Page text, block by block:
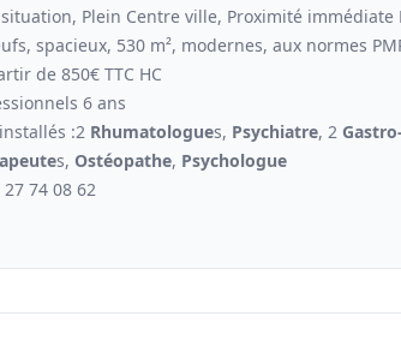
Plein Centre ville, Proximité immédiate
spacieux, 530 m², modernes, aux normes
de 850€ TTC HC
6 ans
:2 Rhumatologues, Psychiatre, 2
s, Ostéopathe, Psychologue
74 08 62